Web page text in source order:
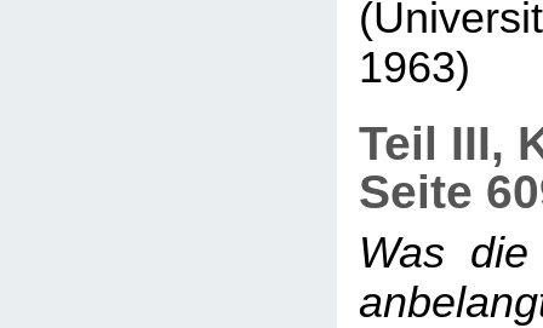
1963)
Teil III,
Seite
Was die